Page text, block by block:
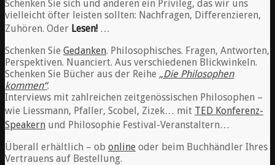
Schenken Sie sich und anderen ein Privileg, das wir uns
vielleicht öfter leisten sollten: Nachfragen, Differenzieren,
Zuhören. Oder Lesen! …
Schenken Sie Gedanken. Philosophisches. Fragen, Antworten,
Perspektiven. Nuanciert. Aus verschiedenen Blickwinkeln.
Schenken Sie Bücher aus der Reihe „Die Philosophen
kommen“.
Interviews mit zahlreichen zeitgenössischen Philosophen –
wie Liessmann, Pfaller, Scobel, Zizek… mit TED Konferenz-
Speakern und Philosophie Festival-Veranstaltern…
Überall erhältlich – ob online oder beim Buchhändler Ihres
Vertrauens auf Bestellung.